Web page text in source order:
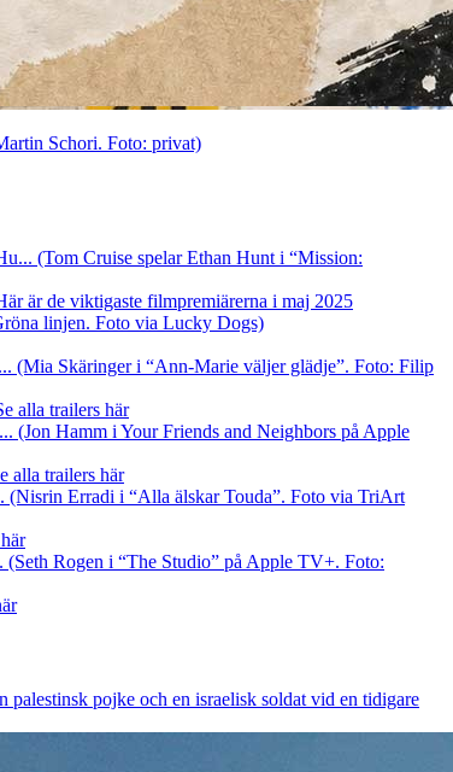
Schori. Foto: privat)
(Tom Cruise spelar Ethan Hunt i “Mission:
är de viktigaste filmpremiärerna i maj 2025
linjen. Foto via Lucky Dogs)
(Mia Skäringer i “Ann-Marie väljer glädje”. Foto: Filip
alla trailers här
(Jon Hamm i Your Friends and Neighbors på Apple
alla trailers här
(Nisrin Erradi i “Alla älskar Touda”. Foto via TriArt
Rogen i “The Studio” på Apple TV+. Foto:
palestinsk pojke och en israelisk soldat vid en tidigare